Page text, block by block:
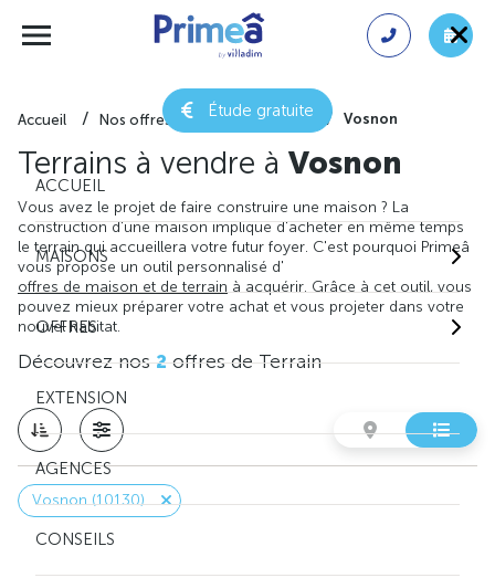
Étude gratuite
ACCUEIL
MAISONS
OFFRES
EXTENSION
AGENCES
CONSEILS
Accueil Nos offres de terrain Aube Vosnon
Terrains à vendre à Vosnon
Vous avez le projet de faire construire une maison ? La
construction d'une maison implique d'acheter en même temps
le terrain qui accueillera votre futur foyer. C'est pourquoi Primeâ
vous propose un outil personnalisé d'
offres de maison et de terrain à acquérir. Grâce à cet outil, vous
pouvez mieux préparer votre achat et vous projeter dans votre
nouvel habitat.
Découvrez nos2offres de Terrain
Vosnon (10130)